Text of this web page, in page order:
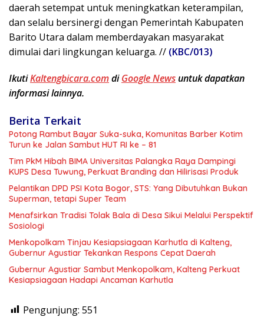
daerah setempat untuk meningkatkan keterampilan,
dan selalu bersinergi dengan Pemerintah Kabupaten
Barito Utara dalam memberdayakan masyarakat
dimulai dari lingkungan keluarga. // (KBC/013)
IkutiKaltengbicara.comdiGoogle Newsuntuk dapatkan
informasi lainnya.
Berita Terkait
Potong Rambut Bayar Suka-suka, Komunitas Barber Kotim
Turun ke Jalan Sambut HUT RI ke – 81
Tim PkM Hibah BIMA Universitas Palangka Raya Dampingi
KUPS Desa Tuwung, Perkuat Branding dan Hilirisasi Produk
Pelantikan DPD PSI Kota Bogor, STS: Yang Dibutuhkan Bukan
Superman, tetapi Super Team
Menafsirkan Tradisi Tolak Bala di Desa Sikui Melalui Perspektif
Sosiologi
Menkopolkam Tinjau Kesiapsiagaan Karhutla di Kalteng,
Gubernur Agustiar Tekankan Respons Cepat Daerah
Gubernur Agustiar Sambut Menkopolkam, Kalteng Perkuat
Kesiapsiagaan Hadapi Ancaman Karhutla
Pengunjung: 551